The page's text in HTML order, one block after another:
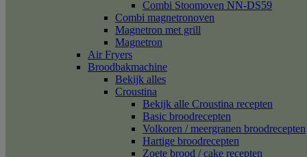
Combi Stoomoven NN-DS59
Combi magnetronoven
Magnetron met grill
Magnetron
Air Fryers
Broodbakmachine
Bekijk alles
Croustina
Bekijk alle Croustina recepten
Basic broodrecepten
Volkoren / meergranen broodrecepten
Hartige broodrecepten
Zoete brood / cake recepten